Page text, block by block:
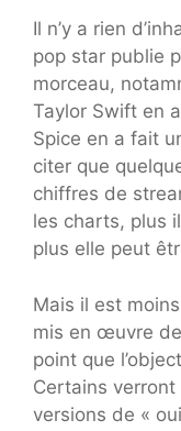
Il n’y a rien
pop star publie
morceau,
Taylor Swift en
Spice en a fait
citer que
chiffres de
les charts, plus
plus elle peut
Mais il est
mis en œuvre
point que
Certains verront
versions de «